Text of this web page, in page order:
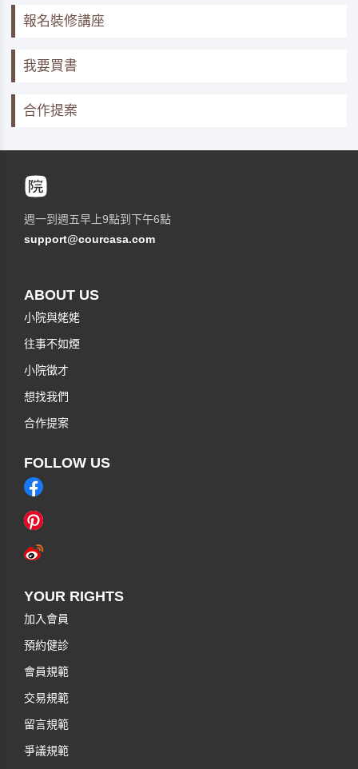
報名裝修講座
我要買書
合作提案
週一到週五早上9點到下午6點
support@courcasa.com
ABOUT US
小院與姥姥
往事不如煙
小院徵才
想找我們
合作提案
FOLLOW US
YOUR RIGHTS
加入會員
預約健診
會員規範
交易規範
留言規範
爭議規範